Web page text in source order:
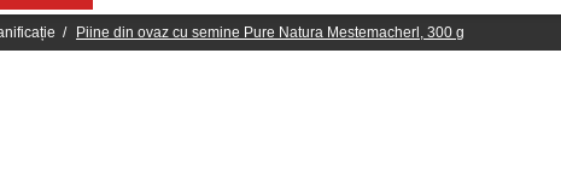
Piine din ovaz cu semine Pure Natura Mestemacherl, 300 g